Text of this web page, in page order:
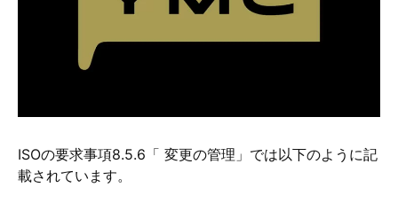
ISOの要求事項8.5.6「 変更の管理」では以下のように記
載されています。